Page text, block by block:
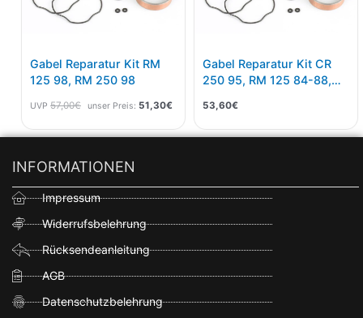
Gabel Reparatur Kit RM
125 98, RM 250 98
UVP 57,00€ unser Preis: 51,30€
Gabel Reparatur Kit CR
250 95, RM 125 84-88,
95, WR 250 94-95, YZ
250 93-95, WR 500 92-
53,60€
INFORMATIONEN
Impressum
Widerrufsbelehrung
Rücksendeanleitung
AGB
Datenschutzbelehrung